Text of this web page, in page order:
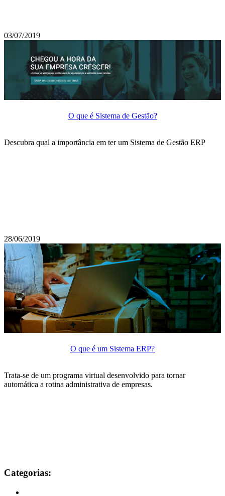
03/07/2019
O que é Sistema de Gestão?
Descubra qual a importância em ter um Sistema de Gestão ERP
28/06/2019
O que é um Sistema ERP?
Trata-se de um programa virtual desenvolvido para tornar
automática a rotina administrativa de empresas.
Categorias: